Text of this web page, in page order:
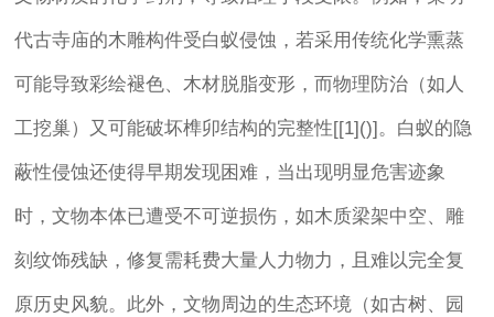
代古寺庙的木雕构件受白蚁侵蚀，若采用传统化学熏蒸
可能导致彩绘褪色、木材脱脂变形，而物理防治（如人
工挖巢）又可能破坏榫卯结构的完整性[[1]()]。白蚁的隐
蔽性侵蚀还使得早期发现困难，当出现明显危害迹象
时，文物本体已遭受不可逆损伤，如木质梁架中空、雕
刻纹饰残缺，修复需耗费大量人力物力，且难以完全复
原历史风貌。此外，文物周边的生态环境（如古树、园